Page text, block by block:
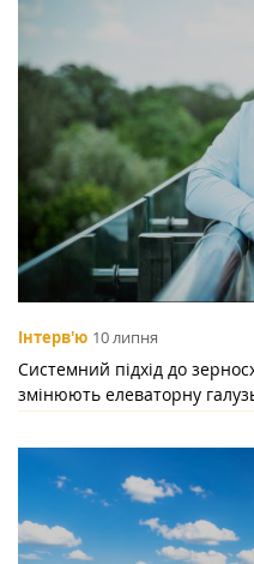
Інтерв'ю 10 липня
Системний підхід до
змінюють елеваторну